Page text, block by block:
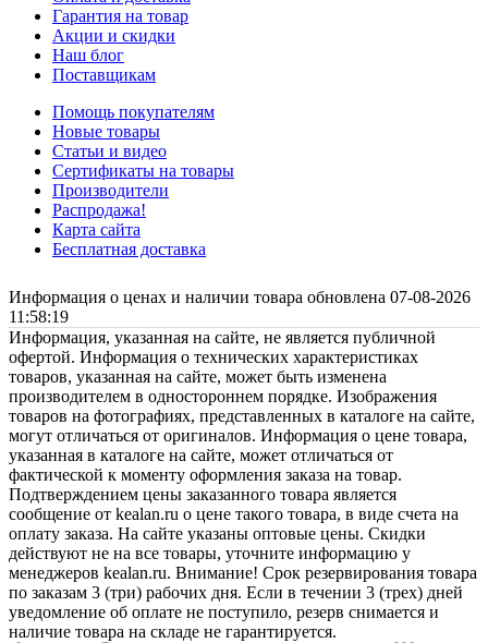
Гарантия на товар
Акции и скидки
Наш блог
Поставщикам
Помощь покупателям
Новые товары
Статьи и видео
Сертификаты на товары
Производители
Распродажа!
Карта сайта
Бесплатная доставка
Информация о ценах и наличии товара обновлена 07-08-2026
11:58:19
Информация, указанная на сайте, не является публичной
офертой. Информация о технических характеристиках
товаров, указанная на сайте, может быть изменена
производителем в одностороннем порядке. Изображения
товаров на фотографиях, представленных в каталоге на сайте,
могут отличаться от оригиналов. Информация о цене товара,
указанная в каталоге на сайте, может отличаться от
фактической к моменту оформления заказа на товар.
Подтверждением цены заказанного товара является
сообщение от kealan.ru о цене такого товара, в виде счета на
оплату заказа. На сайте указаны оптовые цены. Скидки
действуют не на все товары, уточните информацию у
менеджеров kealan.ru. Внимание! Срок резервирования товара
по заказам 3 (три) рабочих дня. Если в течении 3 (трех) дней
уведомление об оплате не поступило, резерв снимается и
наличие товара на складе не гарантируется.